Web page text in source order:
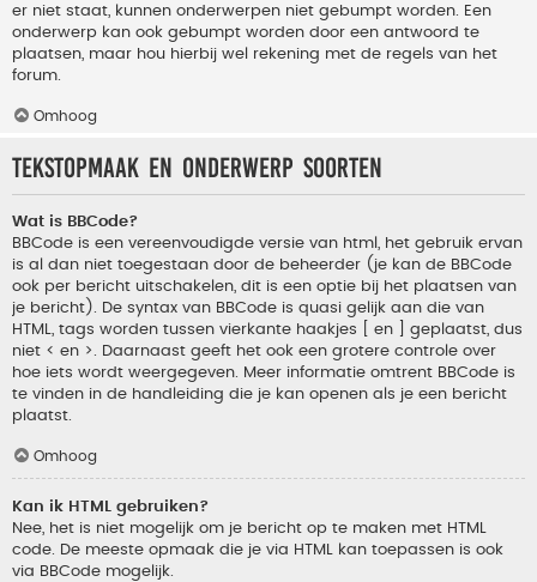
er niet staat, kunnen onderwerpen niet gebumpt worden. Een
onderwerp kan ook gebumpt worden door een antwoord te
plaatsen, maar hou hierbij wel rekening met de regels van het
forum.
Omhoog
Tekstopmaak en onderwerp soorten
Wat is BBCode?
BBCode is een vereenvoudigde versie van html, het gebruik ervan
is al dan niet toegestaan door de beheerder (je kan de BBCode
ook per bericht uitschakelen, dit is een optie bij het plaatsen van
je bericht). De syntax van BBCode is quasi gelijk aan die van
HTML, tags worden tussen vierkante haakjes [ en ] geplaatst, dus
niet < en >. Daarnaast geeft het ook een grotere controle over
hoe iets wordt weergegeven. Meer informatie omtrent BBCode is
te vinden in de handleiding die je kan openen als je een bericht
plaatst.
Omhoog
Kan ik HTML gebruiken?
Nee, het is niet mogelijk om je bericht op te maken met HTML
code. De meeste opmaak die je via HTML kan toepassen is ook
via BBCode mogelijk.